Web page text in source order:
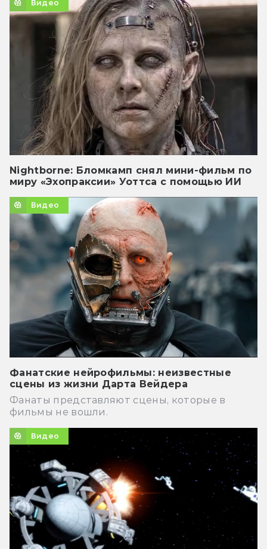
Видео
Nightborne: Бломкамп снял мини-фильм по
миру «Эхопраксии» Уоттса с помощью ИИ
Видео
Фанатские нейрофильмы: неизвестные
сцены из жизни Дарта Вейдера
Фанаты представляют сцены, которые в
фильмы не вошли.
Видео